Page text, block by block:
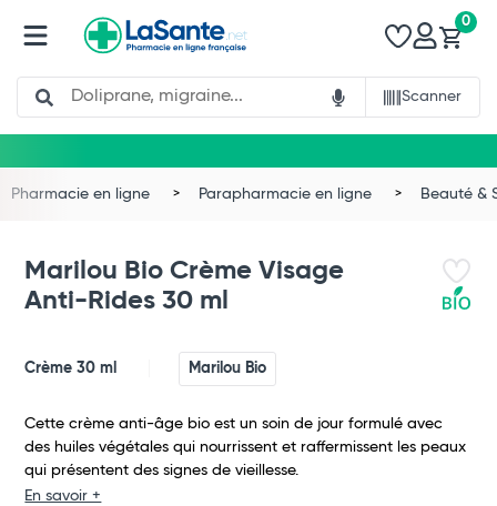
Search
Scanner
0
Pharmacie en ligne Parapharmacie en ligne Beauté &
Marilou Bio Crème Visage
Anti-Rides 30 ml
Crème 30 ml Marilou Bio
Cette crème anti-âge bio est un soin de jour formulé avec
des huiles végétales qui nourrissent et raffermissent les peaux
qui présentent des signes de vieillesse.
En savoir +